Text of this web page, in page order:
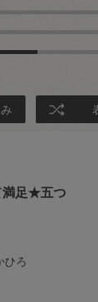
ひろ
満足★五つ